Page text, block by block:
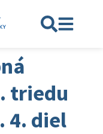
triedu
4. diel